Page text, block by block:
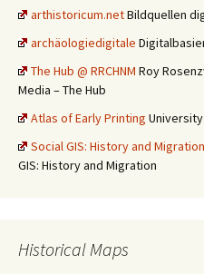
arthistoricum.netBildquellen
archäologiedigitale
The Hub @ RRCHNM Roy
Media – The Hub
Atlas of Early Printing
Social GIS: History and Migration
GIS: History and Migration
Historical Maps